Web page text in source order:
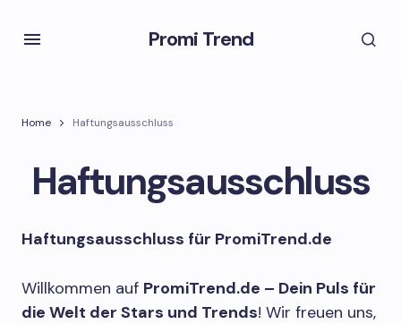
Promi Trend
Home Haftungsausschluss
Haftungsausschluss
Haftungsausschluss für PromiTrend.de
Willkommen auf PromiTrend.de – Dein Puls für
die Welt der Stars und Trends! Wir freuen uns,